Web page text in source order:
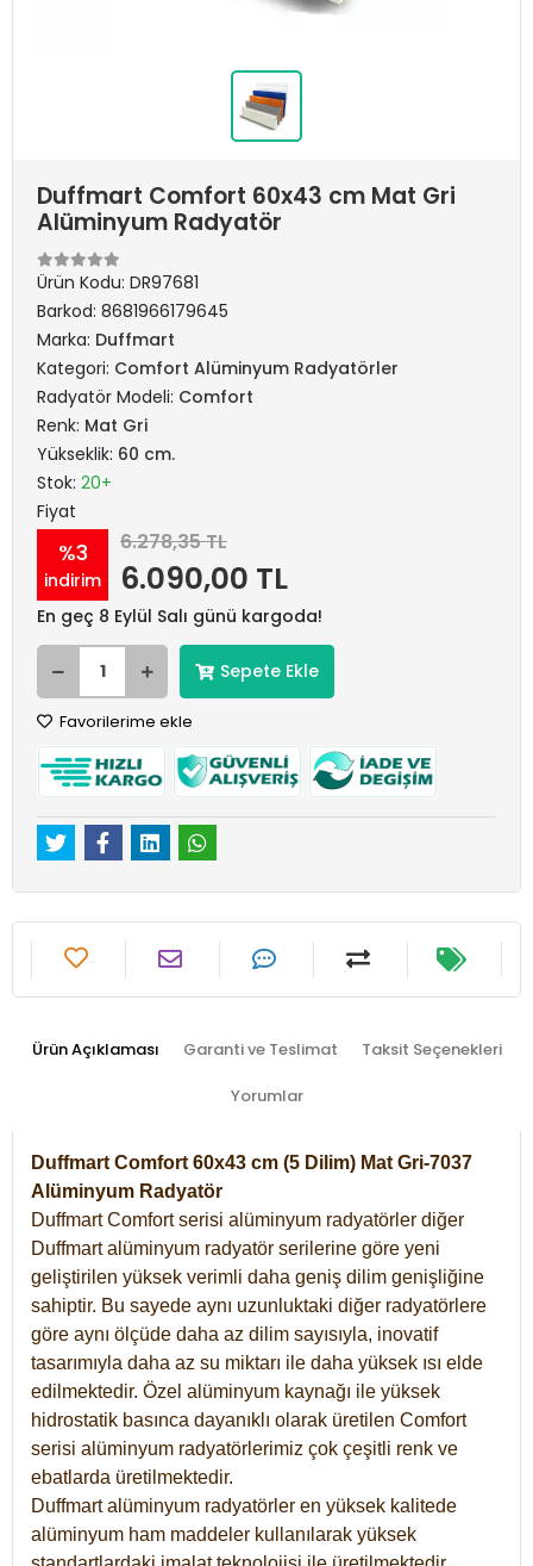
Duffmart Comfort 60x43 cm Mat Gri
Alüminyum Radyatör
Ürün Kodu: DR97681
Barkod: 8681966179645
Marka: Duffmart
Kategori: Comfort Alüminyum Radyatörler
Radyatör Modeli: Comfort
Renk: Mat Gri
Yükseklik: 60 cm.
Stok: 20+
Fiyat
%3
indirim
6.278,35 TL
6.090,00 TL
En geç 8 Eylül Salı günü kargoda!
Sepete Ekle
Favorilerime ekle
Ürün Açıklaması Garanti ve Teslimat Taksit Seçenekleri
Yorumlar
Duffmart Comfort 60x43 cm (5 Dilim) Mat Gri-7037
Alüminyum Radyatör
Duffmart Comfort serisi alüminyum radyatörler diğer
Duffmart alüminyum radyatör serilerine göre yeni
geliştirilen yüksek verimli daha geniş dilim genişliğine
sahiptir. Bu sayede aynı uzunluktaki diğer radyatörlere
göre aynı ölçüde daha az dilim sayısıyla, inovatif
tasarımıyla daha az su miktarı ile daha yüksek ısı elde
edilmektedir. Özel alüminyum kaynağı ile yüksek
hidrostatik basınca dayanıklı olarak üretilen Comfort
serisi alüminyum radyatörlerimiz çok çeşitli renk ve
ebatlarda üretilmektedir.
Duffmart alüminyum radyatörler en yüksek kalitede
alüminyum ham maddeler kullanılarak yüksek